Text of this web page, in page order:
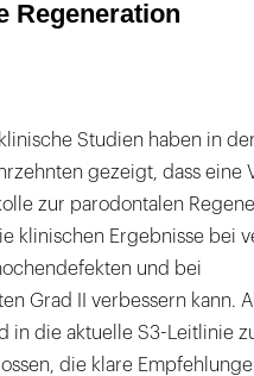
Regeneration
Studien haben in
gezeigt, dass eine
zur parodontalen
klinischen Ergebnisse bei
und bei
Grad II verbessern kann.
in die aktuelle S3-Leitlinie
die klare